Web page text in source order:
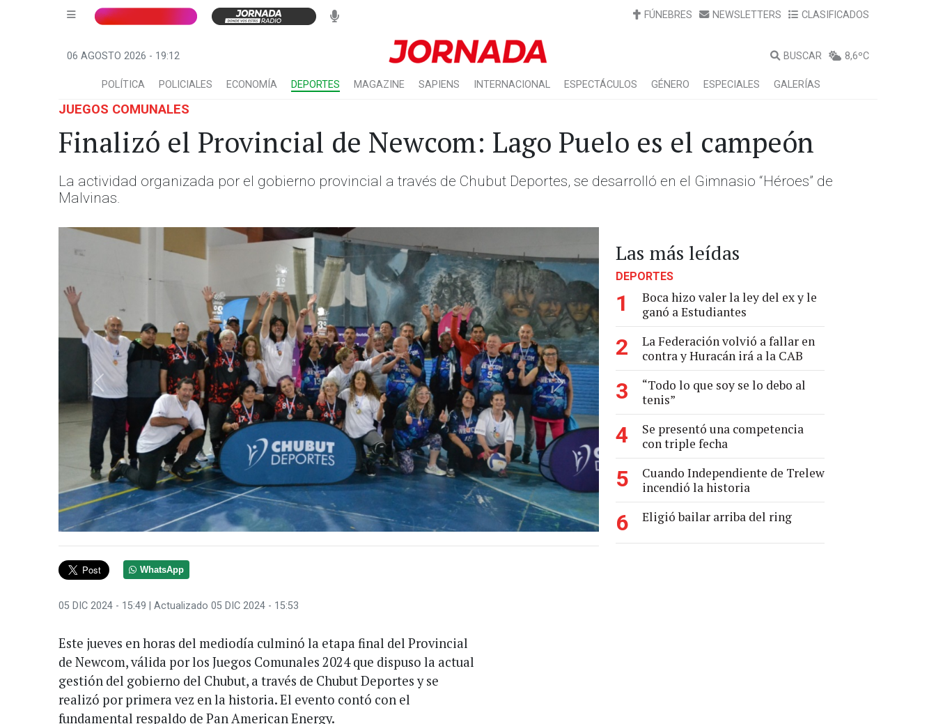
FÚNEBRES NEWSLETTERS CLASIFICADOS
06 AGOSTO 2026 - 19:12 BUSCAR 8,6ºC
POLÍTICA POLICIALES ECONOMÍA DEPORTES MAGAZINE SAPIENS INTERNACIONAL ESPECTÁCULOS GÉNERO ESPECIALES GALERÍAS
JUEGOS COMUNALES
Finalizó el Provincial de Newcom: Lago Puelo es el campeón
La actividad organizada por el gobierno provincial a través de Chubut Deportes, se desarrolló en el Gimnasio “Héroes” de
Malvinas.
Anterior Siguiente
WhatsApp
05 DIC 2024 - 15:49 | Actualizado 05 DIC 2024 - 15:53
Este jueves en horas del mediodía culminó la etapa final del Provincial
de Newcom, válida por los Juegos Comunales 2024 que dispuso la actual
gestión del gobierno del Chubut, a través de Chubut Deportes y se
realizó por primera vez en la historia. El evento contó con el
fundamental respaldo de Pan American Energy.
Las más leídas
DEPORTES
1
Boca hizo valer la ley del ex y le
ganó a Estudiantes
2
La Federación volvió a fallar en
contra y Huracán irá a la CAB
3
“Todo lo que soy se lo debo al
tenis”
4
Se presentó una competencia
con triple fecha
5
Cuando Independiente de Trelew
incendió la historia
6 Eligió bailar arriba del ring